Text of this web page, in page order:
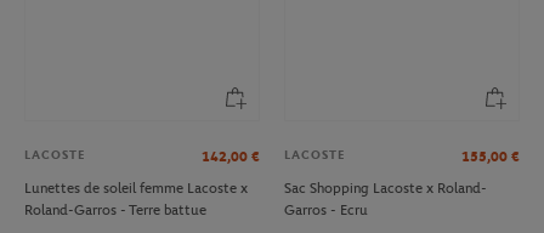
LACOSTE 142,00 €
Lunettes de soleil femme Lacoste x
Roland-Garros - Terre battue
LACOSTE 155,00 €
Sac Shopping Lacoste x Roland-
Garros - Ecru